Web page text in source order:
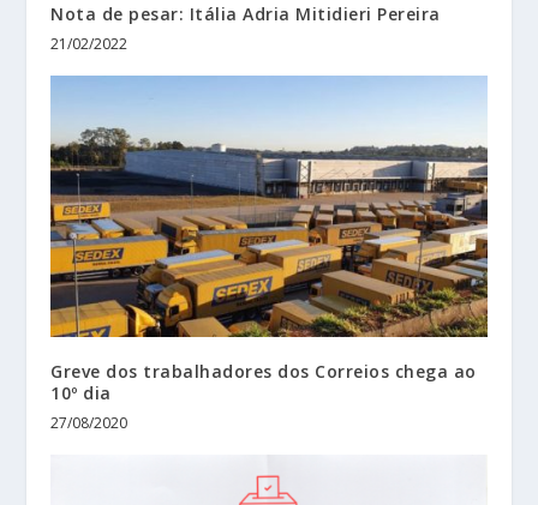
Nota de pesar: Itália Adria Mitidieri Pereira
21/02/2022
Greve dos trabalhadores dos Correios chega ao
10º dia
27/08/2020